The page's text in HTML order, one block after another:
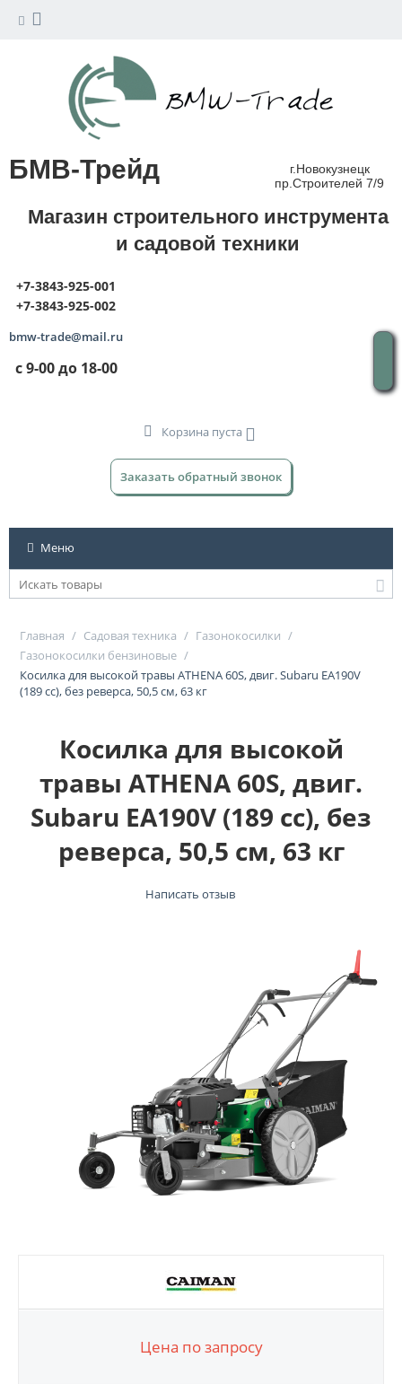
БМВ-Трейд
г.Новокузнецк
пр.Строителей 7/9
Магазин строительного инструмента
и садовой техники
+7-3843-925-001
+7-3843-925-002
bmw-trade@mail.ru
с 9-00 до 18-00
Корзина пуста
Заказать обратный звонок
Меню
Главная / Садовая техника / Газонокосилки /
Газонокосилки бензиновые /
Косилка для высокой травы ATHENA 60S, двиг. Subaru EA190V
(189 сс), без реверса, 50,5 см, 63 кг
Косилка для высокой
травы ATHENA 60S, двиг.
Subaru EA190V (189 сс), без
реверса, 50,5 см, 63 кг
Написать отзыв
Цена по запросу